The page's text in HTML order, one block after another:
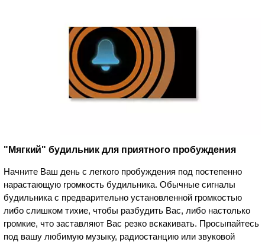
"Мягкий" будильник для приятного пробуждения
Начните Ваш день с легкого пробуждения под постепенно
нарастающую громкость будильника. Обычные сигналы
будильника с предварительно установленной громкостью
либо слишком тихие, чтобы разбудить Вас, либо настолько
громкие, что заставляют Вас резко вскакивать. Просыпайтесь
под вашу любимую музыку, радиостанцию или звуковой